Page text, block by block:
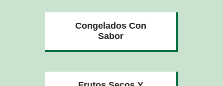
Congelados Con
Sabor